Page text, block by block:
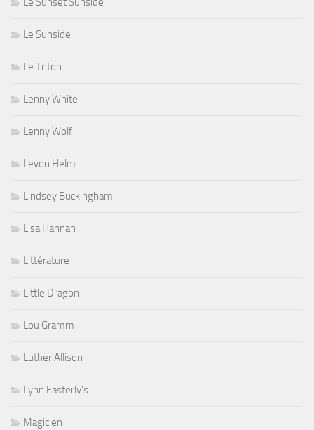
Le Sunside
Le Triton
Lenny White
Lenny Wolf
Levon Helm
Lindsey Buckingham
Lisa Hannah
Littérature
Little Dragon
Lou Gramm
Luther Allison
Lynn Easterly's
Magicien